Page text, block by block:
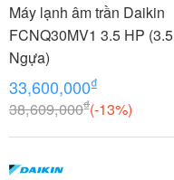
Máy lạnh âm trần Daikin
FCNQ30MV1 3.5 HP (3.5
Ngựa)
33,600,000₫
38,609,000₫(-13%)